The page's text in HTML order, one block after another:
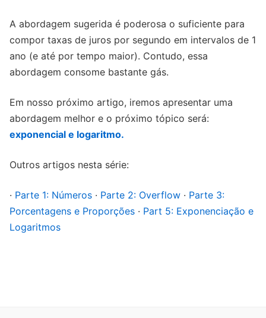
A abordagem sugerida é poderosa o suficiente para
compor taxas de juros por segundo em intervalos de 1
ano (e até por tempo maior). Contudo, essa
abordagem consome bastante gás.
Em nosso próximo artigo, iremos apresentar uma
abordagem melhor e o próximo tópico será:
exponencial e logaritmo.
Outros artigos nesta série:
· Parte 1: Números · Parte 2: Overflow · Parte 3:
Porcentagens e Proporções · Part 5: Exponenciação e
Logaritmos